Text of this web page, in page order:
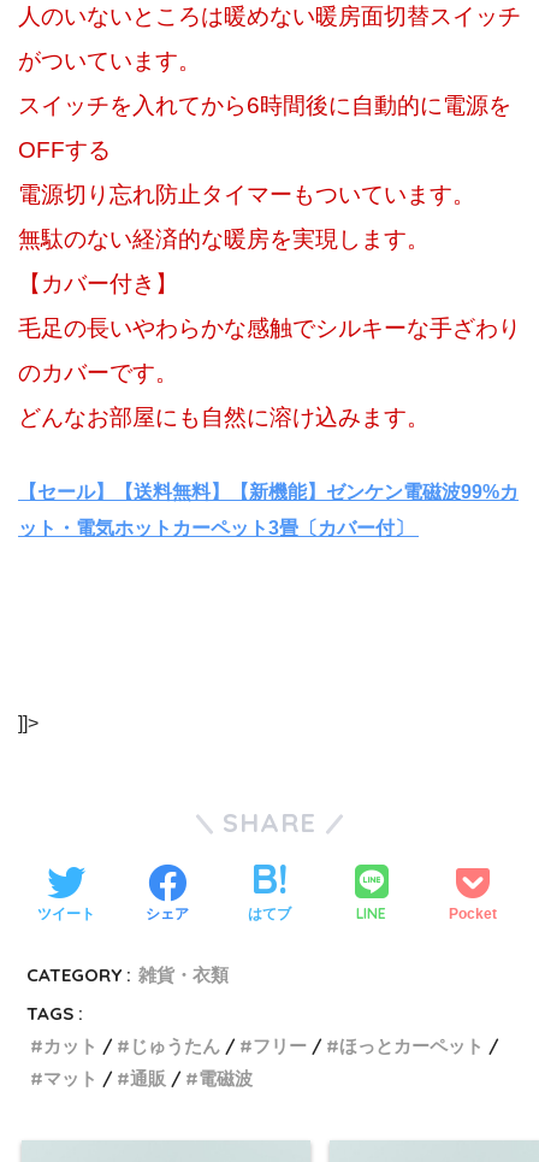
人のいないところは暖めない暖房面切替スイッチ
がついています。
スイッチを入れてから6時間後に自動的に電源を
OFFする
電源切り忘れ防止タイマーもついています。
無駄のない経済的な暖房を実現します。
【カバー付き】
毛足の長いやわらかな感触でシルキーな手ざわり
のカバーです。
どんなお部屋にも自然に溶け込みます。
【セール】【送料無料】【新機能】ゼンケン電磁波99%カ
ット・電気ホットカーペット3畳〔カバー付〕
]]>
SHARE
ツイート シェア はてブ LINE Pocket
CATEGORY : 雑貨・衣類
TAGS :
カット
じゅうたん フリー
ほっとカーペット
マット
通販 電磁波